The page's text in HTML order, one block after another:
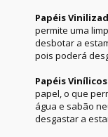
Papéis
permite uma
desbotar a
pois poderá
Papéis
papel, o que
água e sabão
desgastar a